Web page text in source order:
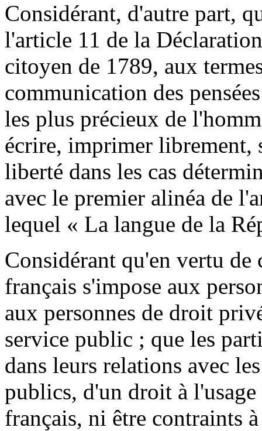
Considérant, d'autre part,
l'article 11 de la
citoyen de 1789, aux
communication des
les plus précieux de
écrire, imprimer librement,
liberté dans les cas
avec le premier alinéa de
lequel « La langue de la
Considérant qu'en vertu de
français s'impose aux
aux personnes de droit
service public ; que les
dans leurs relations avec
publics, d'un droit à
français, ni être contraints